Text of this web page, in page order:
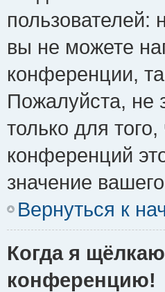
вы не можете
конференции,
Пожалуйста,
только для
конференций
значение
Вернуться к
Когда я
конференцию!